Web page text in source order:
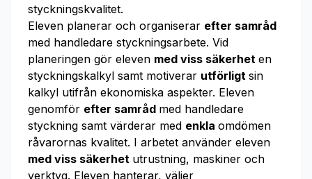
styckningskvalitet.
Eleven planerar och organiserar efter samråd
med handledare styckningsarbete. Vid
planeringen gör eleven med viss säkerhet en
styckningskalkyl samt motiverar utförligt sin
kalkyl utifrån ekonomiska aspekter. Eleven
genomför efter samråd med handledare
styckning samt värderar med enkla omdömen
råvarornas kvalitet. I arbetet använder eleven
med viss säkerhet utrustning, maskiner och
verktyg. Eleven hanterar, väljer